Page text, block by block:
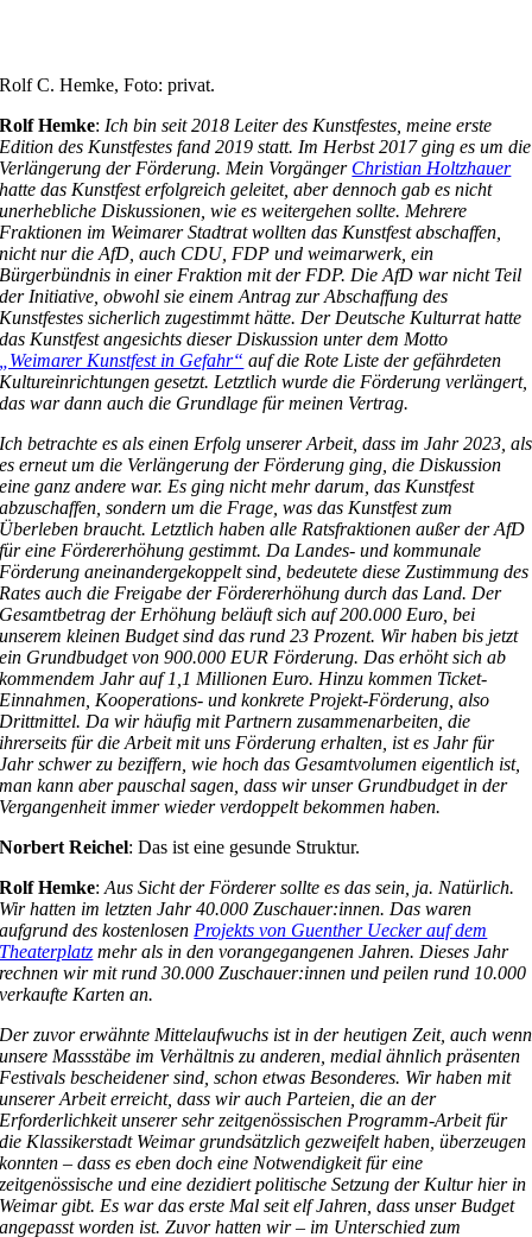
Rolf C. Hemke, Foto: privat.
Rolf Hemke: Ich bin seit 2018 Leiter des Kunstfestes, meine erste
Edition des Kunstfestes fand 2019 statt. Im Herbst 2017 ging es um die
Verlängerung der Förderung. Mein Vorgänger Christian Holtzhauer
hatte das Kunstfest erfolgreich geleitet, aber dennoch gab es nicht
unerhebliche Diskussionen, wie es weitergehen sollte. Mehrere
Fraktionen im Weimarer Stadtrat wollten das Kunstfest abschaffen,
nicht nur die AfD, auch CDU, FDP und weimarwerk, ein
Bürgerbündnis in einer Fraktion mit der FDP. Die AfD war nicht Teil
der Initiative, obwohl sie einem Antrag zur Abschaffung des
Kunstfestes sicherlich zugestimmt hätte. Der Deutsche Kulturrat hatte
das Kunstfest angesichts dieser Diskussion unter dem Motto
„Weimarer Kunstfest in Gefahr“ auf die Rote Liste der gefährdeten
Kultureinrichtungen gesetzt. Letztlich wurde die Förderung verlängert,
das war dann auch die Grundlage für meinen Vertrag.
Ich betrachte es als einen Erfolg unserer Arbeit, dass im Jahr 2023, als
es erneut um die Verlängerung der Förderung ging, die Diskussion
eine ganz andere war. Es ging nicht mehr darum, das Kunstfest
abzuschaffen, sondern um die Frage, was das Kunstfest zum
Überleben braucht. Letztlich haben alle Ratsfraktionen außer der AfD
für eine Fördererhöhung gestimmt. Da Landes- und kommunale
Förderung aneinandergekoppelt sind, bedeutete diese Zustimmung des
Rates auch die Freigabe der Fördererhöhung durch das Land. Der
Gesamtbetrag der Erhöhung beläuft sich auf 200.000 Euro, bei
unserem kleinen Budget sind das rund 23 Prozent. Wir haben bis jetzt
ein Grundbudget von 900.000 EUR Förderung. Das erhöht sich ab
kommendem Jahr auf 1,1 Millionen Euro. Hinzu kommen Ticket-
Einnahmen, Kooperations- und konkrete Projekt-Förderung, also
Drittmittel. Da wir häufig mit Partnern zusammenarbeiten, die
ihrerseits für die Arbeit mit uns Förderung erhalten, ist es Jahr für
Jahr schwer zu beziffern, wie hoch das Gesamtvolumen eigentlich ist,
man kann aber pauschal sagen, dass wir unser Grundbudget in der
Vergangenheit immer wieder verdoppelt bekommen haben.
Norbert Reichel: Das ist eine gesunde Struktur.
Rolf Hemke:Aus Sicht der Förderer sollte es das sein, ja. Natürlich.
Wir hatten im letzten Jahr 40.000 Zuschauer:innen. Das waren
aufgrund des kostenlosen Projekts von Guenther Uecker auf dem
Theaterplatz mehr als in den vorangegangenen Jahren. Dieses Jahr
rechnen wir mit rund 30.000 Zuschauer:innen und peilen rund 10.000
verkaufte Karten an.
Der zuvor erwähnte Mittelaufwuchs ist in der heutigen Zeit, auch wenn
unsere Massstäbe im Verhältnis zu anderen, medial ähnlich präsenten
Festivals bescheidener sind, schon etwas Besonderes. Wir haben mit
unserer Arbeit erreicht, dass wir auch Parteien, die an der
Erforderlichkeit unserer sehr zeitgenössischen Programm-Arbeit für
die Klassikerstadt Weimar grundsätzlich gezweifelt haben, überzeugen
konnten – dass es eben doch eine Notwendigkeit für eine
zeitgenössische und eine dezidiert politische Setzung der Kultur hier in
Weimar gibt. Es war das erste Mal seit elf Jahren, dass unser Budget
angepasst worden ist. Zuvor hatten wir – im Unterschied zum